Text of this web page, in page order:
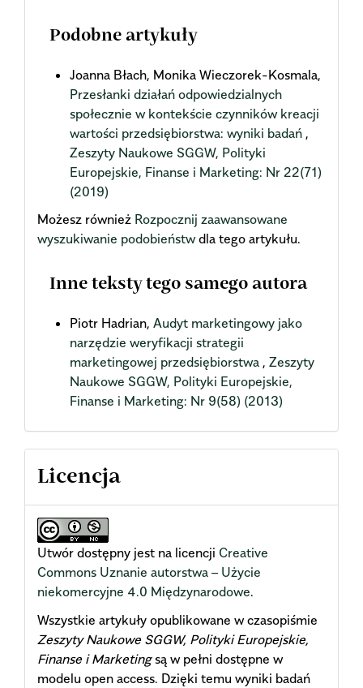
Podobne artykuły
Joanna Błach, Monika Wieczorek-Kosmala,
Przesłanki działań odpowiedzialnych
społecznie w kontekście czynników kreacji
wartości przedsiębiorstwa: wyniki badań ,
Zeszyty Naukowe SGGW, Polityki
Europejskie, Finanse i Marketing: Nr 22(71)
(2019)
Możesz również Rozpocznij zaawansowane
wyszukiwanie podobieństwdla tego artykułu.
Inne teksty tego samego autora
Piotr Hadrian, Audyt marketingowy jako
narzędzie weryfikacji strategii
marketingowej przedsiębiorstwa , Zeszyty
Naukowe SGGW, Polityki Europejskie,
Finanse i Marketing: Nr 9(58) (2013)
Licencja
Utwór dostępny jest na licencji Creative
Commons Uznanie autorstwa – Użycie
niekomercyjne 4.0 Międzynarodowe.
Wszystkie artykuły opublikowane w czasopiśmie
Zeszyty Naukowe SGGW, Polityki Europejskie,
Finanse i Marketingsą w pełni dostępne w
modelu open access. Dzięki temu wyniki badań